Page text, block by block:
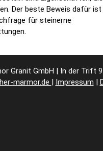
Der beste Beweis dafür
für steinerne
Granit GmbH | In der Trift
marmor.de | Impressum |